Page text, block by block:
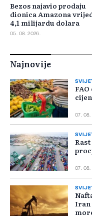
Bezos najavio prodaju
dionica Amazona
4,1 milijardu dolara
05. 08. 2026.
Najnovije
07. 08.
07. 08.
Iran